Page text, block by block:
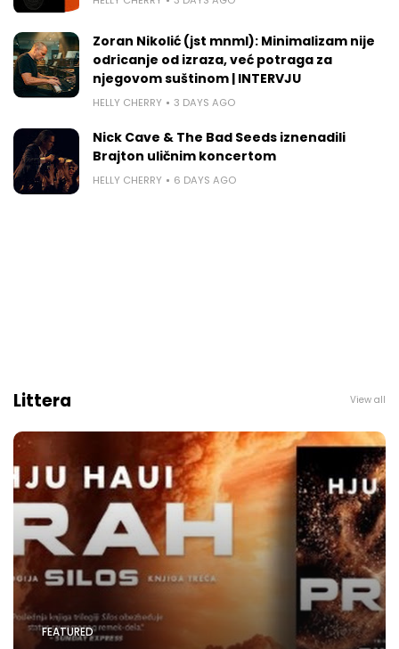
Zoran Nikolić (jst mnml): Minimalizam nije
odricanje od izraza, već potraga za
njegovom suštinom | INTERVJU
HELLY CHERRY 3 DAYS AGO
Nick Cave & The Bad Seeds iznenadili
Brajton uličnim koncertom
HELLY CHERRY 6 DAYS AGO
Littera View all
FEATURED